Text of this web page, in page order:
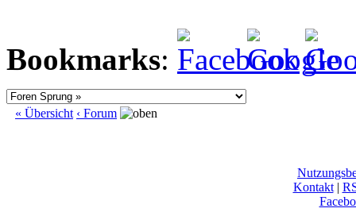
Bookmarks:
« Übersicht ‹ Forum
Kontakt|